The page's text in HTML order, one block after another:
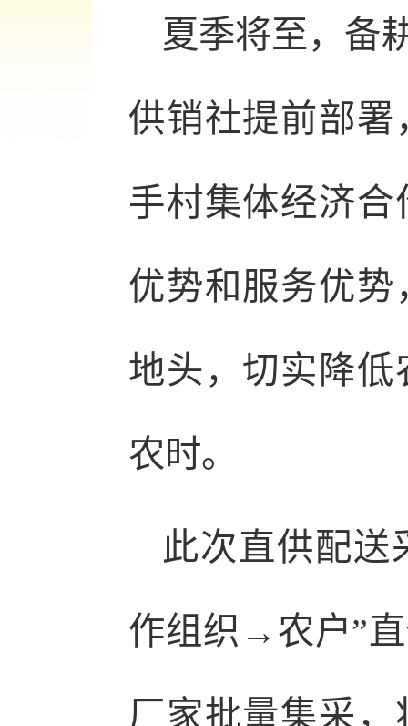
夏季将至，备
供销社提前部
手村集体经济
优势和服务优
地头，切实降
农时。
此次直供配
作组织→农户”
厂家批量集采